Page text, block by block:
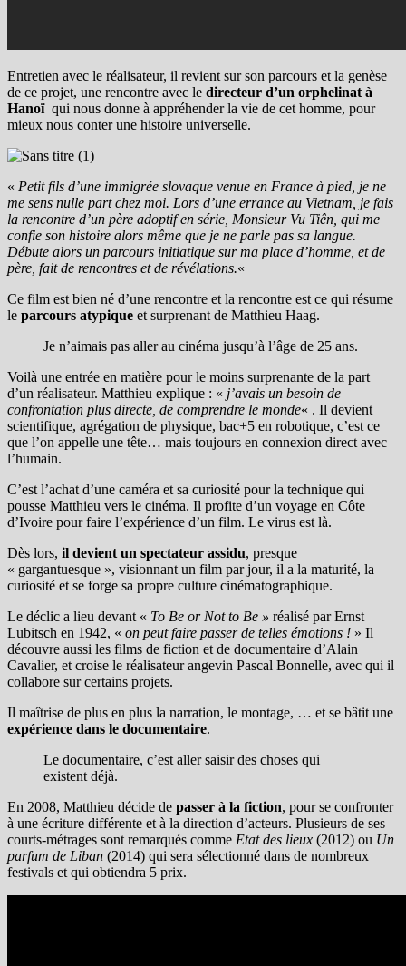
Entretien avec le réalisateur, il revient sur son parcours et la genèse
de ce projet, une rencontre avec le directeur d’un orphelinat à
Hanoïqui nous donne à appréhender la vie de cet homme, pour
mieux nous conter une histoire universelle.
« Petit fils d’une immigrée slovaque venue en France à pied, je ne
me sens nulle part chez moi. Lors d’une errance au Vietnam, je fais
la rencontre d’un père adoptif en série, Monsieur Vu Tiên, qui me
confie son histoire alors même que je ne parle pas sa langue.
Débute alors un parcours initiatique sur ma place d’homme, et de
père, fait de rencontres et de révélations.«
Ce film est bien né d’une rencontre et la rencontre est ce qui résume
le parcours atypique et surprenant de Matthieu Haag.
Je n’aimais pas aller au cinéma jusqu’à l’âge de 25 ans.
Voilà une entrée en matière pour le moins surprenante de la part
d’un réalisateur. Matthieu explique : « j’avais un besoin de
confrontation plus directe, de comprendre le monde« . Il devient
scientifique, agrégation de physique, bac+5 en robotique, c’est ce
que l’on appelle une tête… mais toujours en connexion direct avec
l’humain.
C’est l’achat d’une caméra et sa curiosité pour la technique qui
pousse Matthieu vers le cinéma. Il profite d’un voyage en Côte
d’Ivoire pour faire l’expérience d’un film. Le virus est là.
Dès lors, il devient un spectateur assidu, presque
« gargantuesque », visionnant un film par jour, il a la maturité, la
curiosité et se forge sa propre culture cinématographique.
Le déclic a lieu devant « To Be or Not to Be » réalisé par Ernst
Lubitsch en 1942, « on peut faire passer de telles émotions ! » Il
découvre aussi les films de fiction et de documentaire d’Alain
Cavalier, et croise le réalisateur angevin Pascal Bonnelle, avec qui il
collabore sur certains projets.
Il maîtrise de plus en plus la narration, le montage, … et se bâtit une
expérience dans le documentaire.
Le documentaire, c’est aller saisir des choses qui
existent déjà.
En 2008, Matthieu décide de passer à la fiction, pour se confronter
à une écriture différente et à la direction d’acteurs. Plusieurs de ses
courts-métrages sont remarqués comme Etat des lieux (2012) ou Un
parfum de Liban (2014) qui sera sélectionné dans de nombreux
festivals et qui obtiendra 5 prix.